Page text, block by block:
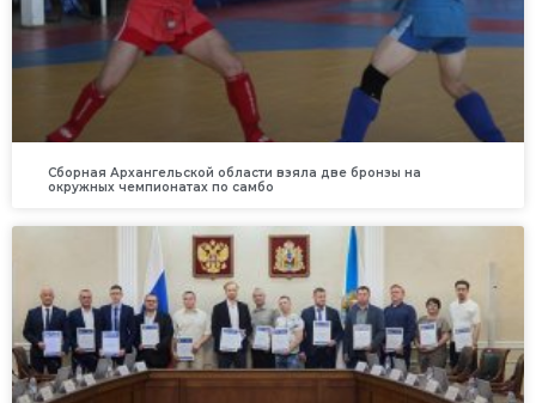
Сборная Архангельской области взяла две бронзы на
окружных чемпионатах по самбо